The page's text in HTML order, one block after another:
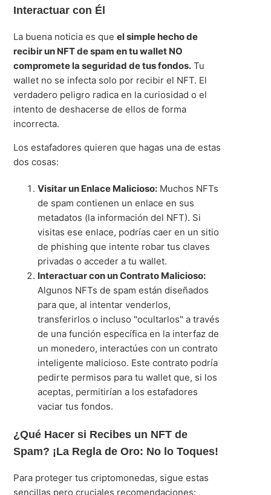
Interactuar con Él
La buena noticia es queel simple hecho de
recibir un NFT de spam en tu wallet NO
compromete la seguridad de tus fondos. Tu
wallet no se infecta solo por recibir el NFT. El
verdadero peligro radica en la curiosidad o el
intento de deshacerse de ellos de forma
incorrecta.
Los estafadores quieren que hagas una de estas
dos cosas:
Visitar un Enlace Malicioso: Muchos NFTs
de spam contienen un enlace en sus
metadatos (la información del NFT). Si
visitas ese enlace, podrías caer en un sitio
de phishing que intente robar tus claves
privadas o acceder a tu wallet.
Interactuar con un Contrato Malicioso:
Algunos NFTs de spam están diseñados
para que, al intentar venderlos,
transferirlos o incluso "ocultarlos" a través
de una función específica en la interfaz de
un monedero, interactúes con un contrato
inteligente malicioso. Este contrato podría
pedirte permisos para tu wallet que, si los
aceptas, permitirían a los estafadores
vaciar tus fondos.
¿Qué Hacer si Recibes un NFT de
Spam? ¡La Regla de Oro: No lo Toques!
Para proteger tus criptomonedas, sigue estas
sencillas pero cruciales recomendaciones: